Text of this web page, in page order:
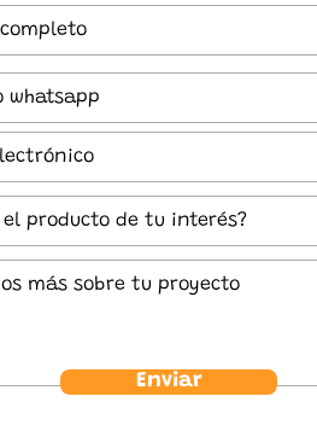
Enviar